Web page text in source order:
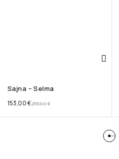
Sajna – Selma
255,00€
153,00€